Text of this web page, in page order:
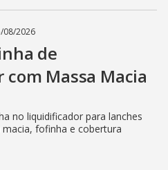
08/2026
de
Massa Macia
no liquidificador para lanches
fofinha e cobertura